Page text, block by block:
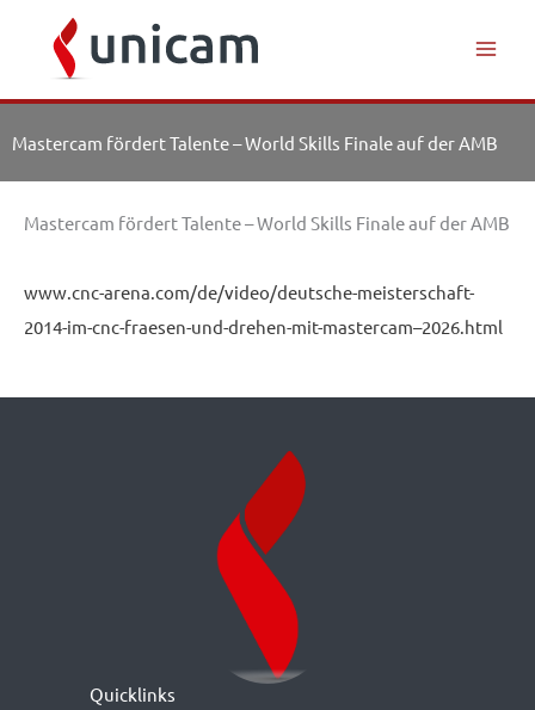
springen
springen
Mastercam fördert Talente – World Skills Finale auf der AMB
Mastercam fördert Talente – World Skills Finale auf der AMB
www.cnc-arena.com/de/video/deutsche-meisterschaft-
2014-im-cnc-fraesen-und-drehen-mit-mastercam–2026.html
Quicklinks